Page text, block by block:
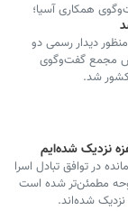
همکاری آسیا؛
دیدار رسمی دو
مجمع گفت‌وگوی
شد.
نزدیک شده‌ایم
در توافق تبادل اسرا
مطمئن‌تر شده است
شده‌اند.